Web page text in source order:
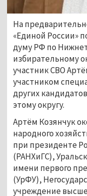
На
«Единой России»
думу РФ по
избирательному
участник СВО
участником
других
этому округу.
Артём Козянчук
народного
при президенте
(РАНХиГС),
имени первого
(УрФУ),
учреждение